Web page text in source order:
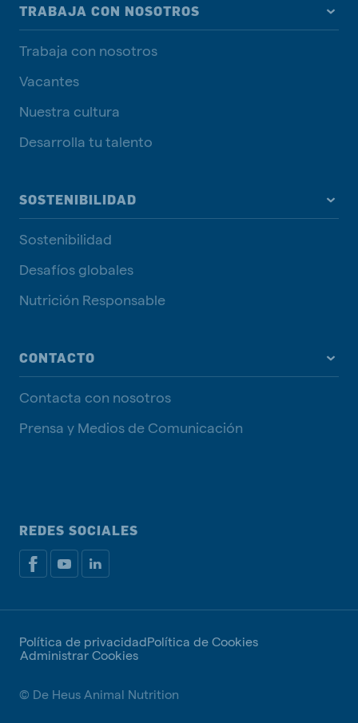
TRABAJA CON NOSOTROS
Trabaja con nosotros
Vacantes
Nuestra cultura
Desarrolla tu talento
SOSTENIBILIDAD
Sostenibilidad
Desafíos globales
Nutrición Responsable
CONTACTO
Contacta con nosotros
Prensa y Medios de Comunicación
REDES SOCIALES
Política de privacidadPolítica de Cookies
Administrar Cookies
© De Heus Animal Nutrition